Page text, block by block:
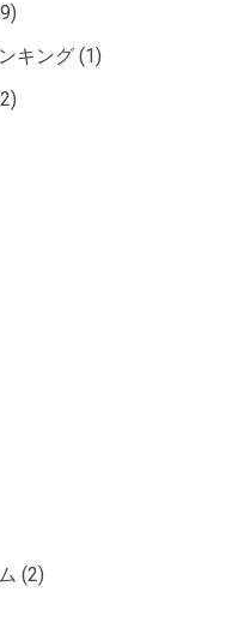
キング (1)
(2)